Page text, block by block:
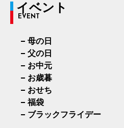
イベント
EVENT
母の日
父の日
お中元
お歳暮
おせち
福袋
ブラックフライデー